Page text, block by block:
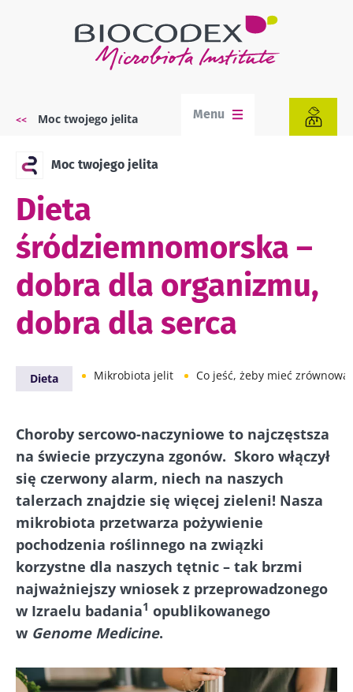
Moc twojego jelita Menu
Moc twojego jelita
Dieta
śródziemnomorska –
dobra dla organizmu,
dobra dla serca
Dieta Mikrobiota jelit Co jeść, żeby mieć zrównoważoną
Choroby sercowo-naczyniowe to najczęstsza
na świecie przyczyna zgonów. Skoro włączył
się czerwony alarm, niech na naszych
talerzach znajdzie się więcej zieleni! Nasza
mikrobiota przetwarza pożywienie
pochodzenia roślinnego na związki
korzystne dla naszych tętnic – tak brzmi
najważniejszy wniosek z przeprowadzonego
w Izraelu badania1 opublikowanego
w Genome Medicine.